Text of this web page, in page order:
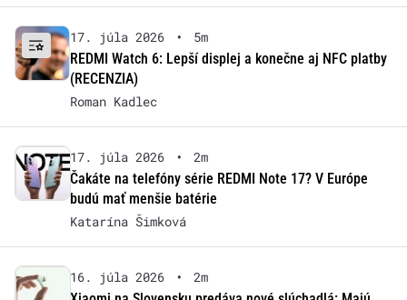
17. júla 2026 •
5m
REDMI Watch 6: Lepší displej a konečne aj NFC platby
(RECENZIA)
Roman Kadlec
17. júla 2026 •
2m
Čakáte na telefóny série REDMI Note 17? V Európe
budú mať menšie batérie
Katarína Šimková
16. júla 2026 •
2m